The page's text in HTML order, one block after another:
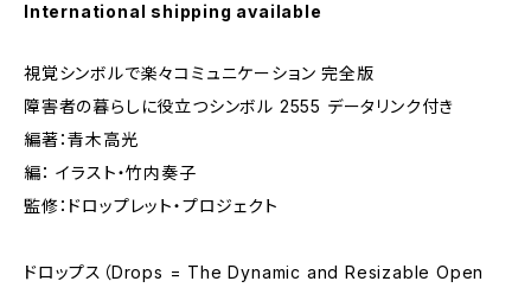
International shipping available
視覚シンボルで楽々コミュニケーション 完全版
障害者の暮らしに役立つシンボル 2555 データリンク付き
編著：青木高光
編： イラスト・竹内奏子
監修：ドロップレット・プロジェクト
ドロップス（Drops = The Dynamic and Resizable Open